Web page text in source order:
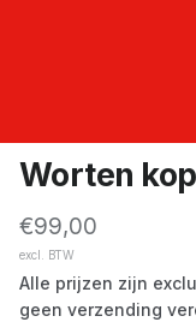
Worten
Reguliere prijs
€99,00
excl. BTW
Alle prijzen zijn
geen verzending